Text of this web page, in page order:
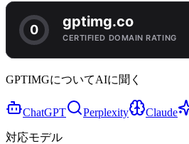
GPTIMGについてAIに聞く
ChatGPT Perplexity Claude
対応モデル